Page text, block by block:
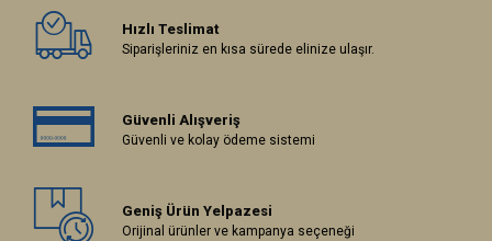
Hızlı Teslimat
Siparişleriniz en kısa sürede elinize ulaşır.
Güvenli Alışveriş
Güvenli ve kolay ödeme sistemi
Geniş Ürün Yelpazesi
Orijinal ürünler ve kampanya seçeneği